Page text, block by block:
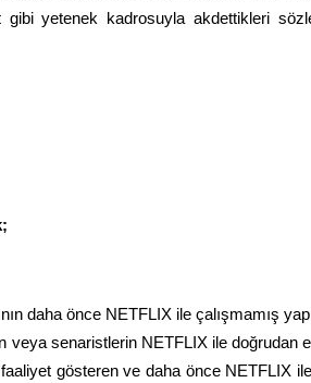
yetenek kadrosuyla akdettikleri
daha önce NETFLIX ile çalışmamış
veya senaristlerin NETFLIX ile
gösteren ve daha önce NETFLIX ile